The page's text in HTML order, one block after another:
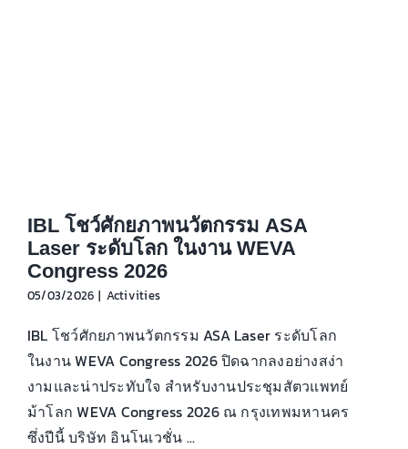
IBL โชว์ศักยภาพนวัตกรรม ASA
Laser ระดับโลก ในงาน WEVA
Congress 2026
05/03/2026 | Activities
IBL โชว์ศักยภาพนวัตกรรม ASA Laser ระดับโลก
ในงาน WEVA Congress 2026 ปิดฉากลงอย่างสง่า
งามและน่าประทับใจ สำหรับงานประชุมสัตวแพทย์
ม้าโลก WEVA Congress 2026 ณ กรุงเทพมหานคร
ซึ่งปีนี้ บริษัท อินโนเวชั่น ...